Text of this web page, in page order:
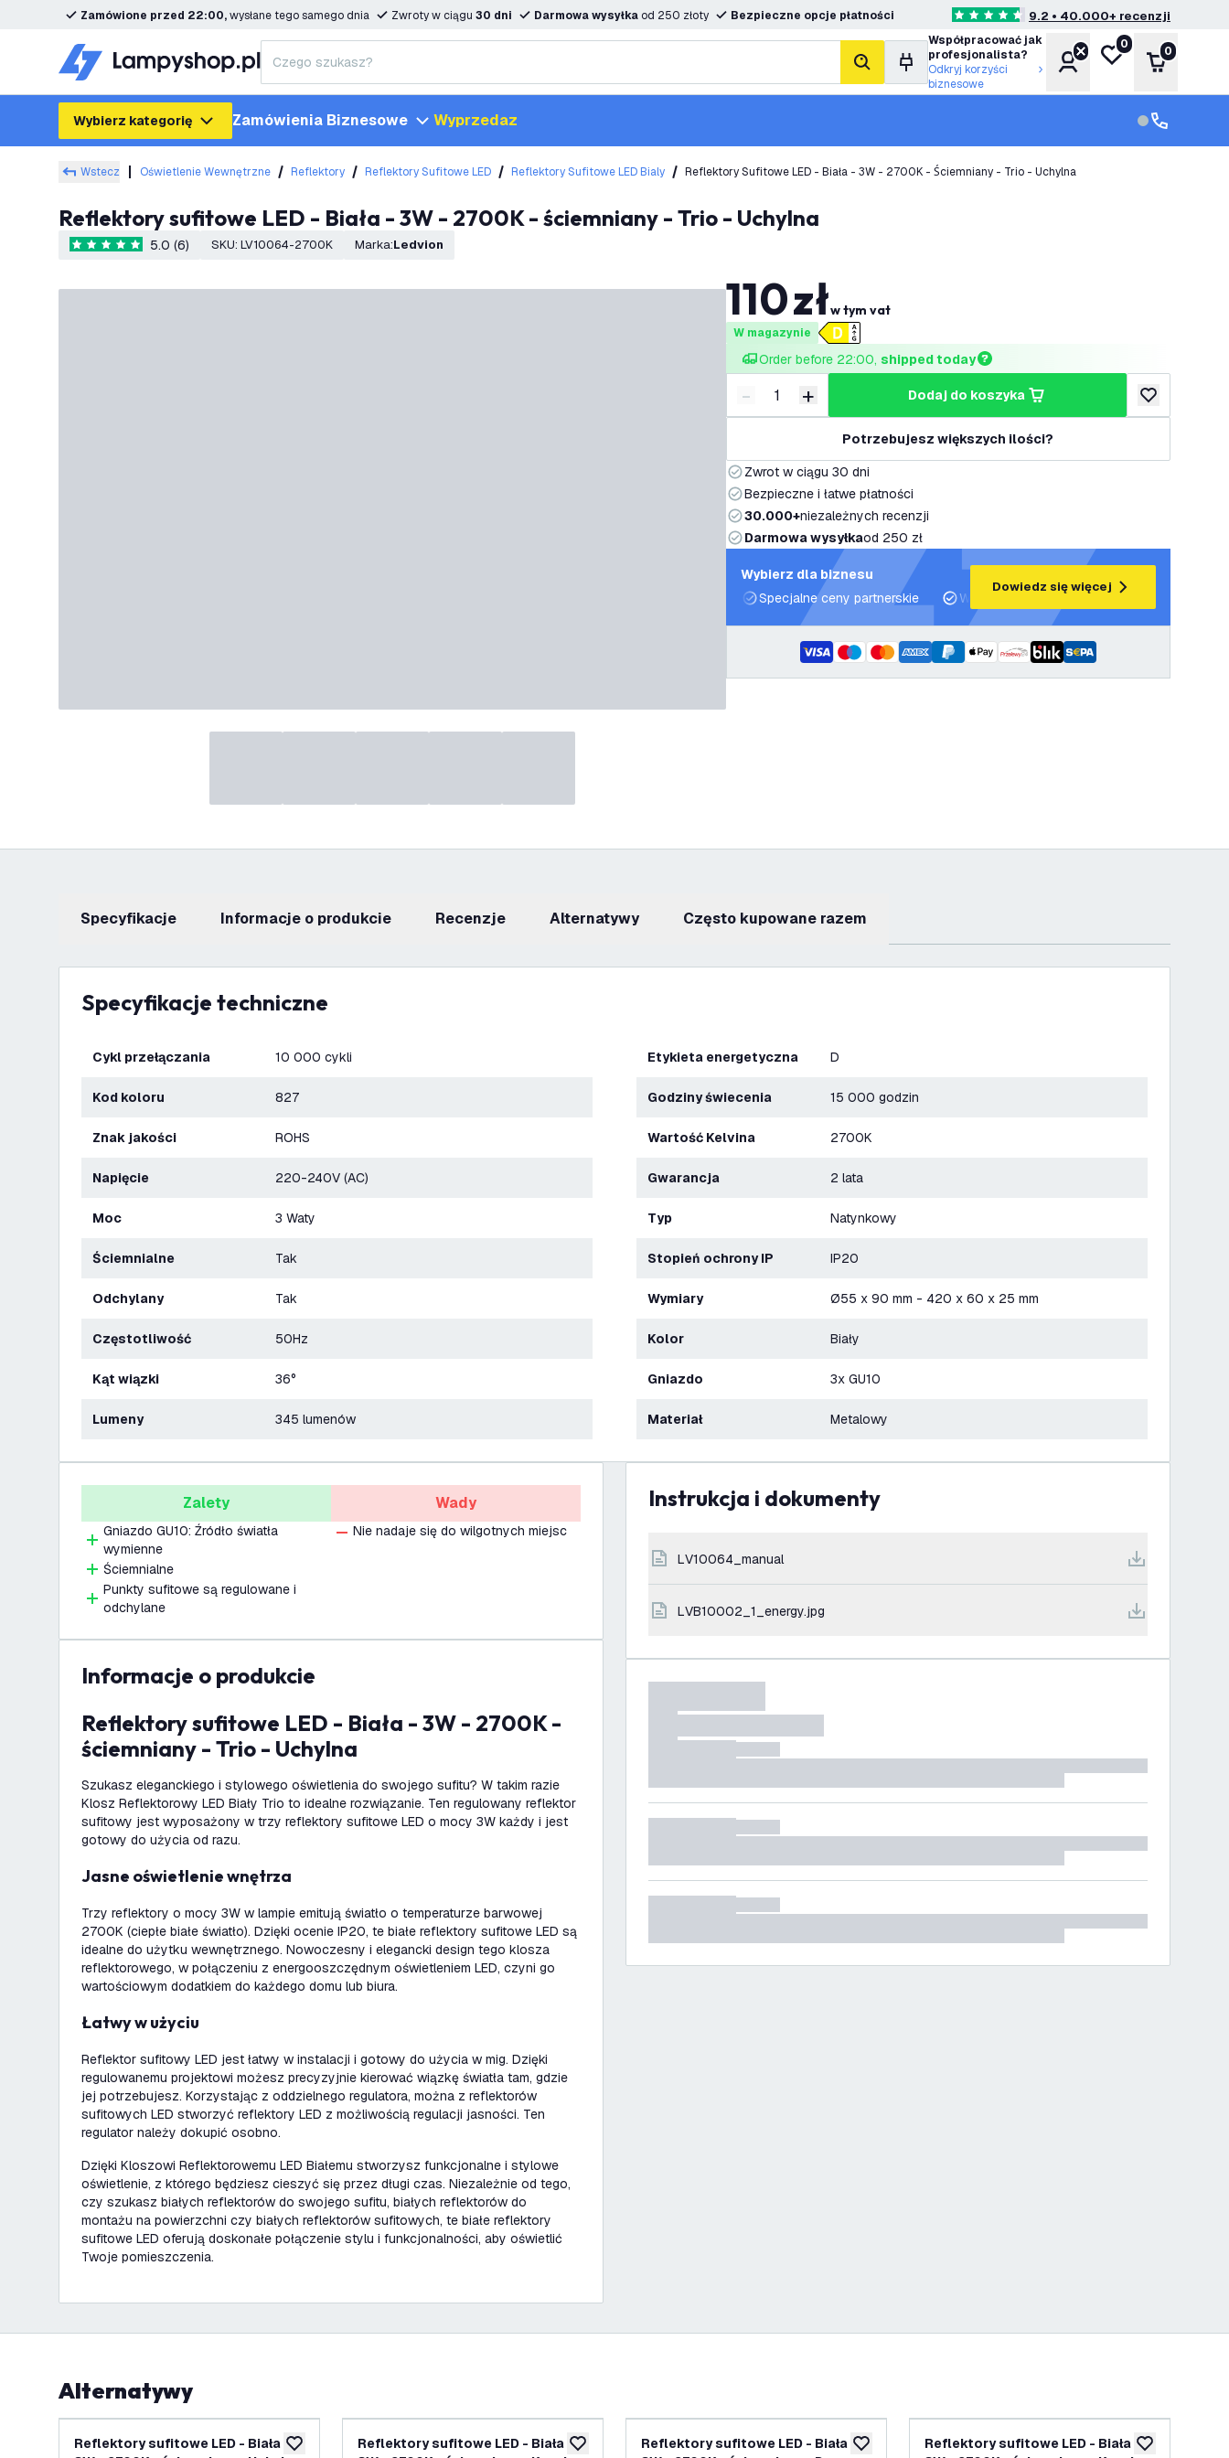
Zamówione przed 22:00,wysłane tego samego dnia Zwroty w ciągu 30 dni Darmowa wysyłka od 250 złoty Bezpieczne opcje płatności 4.6 Gwiazdki oceny9.2 • 40.000+ recenzji
Szukaj
Współpracować jak
profesjonalista?
Odkryj korzyści
biznesowe
KontoMoja lista życzeń
0
Koszyk
0
Wybierz kategorię Zamówienia Biznesowe Wyprzedaz Obsługa
Obsługa
Wstecz Oświetlenie Wewnętrzne Reflektory Reflektory Sufitowe LED Reflektory Sufitowe LED Bialy Reflektory Sufitowe LED - Biała - 3W - 2700K - Ściemniany - Trio - Uchylna
Reflektory sufitowe LED - Biała - 3W - 2700K - ściemniany - Trio - Uchylna
5 Gwiazdki oceny
5.0 (6) SKU: LV10064-2700K Marka: Ledvion
110złw tym vat
W magazynie
Order before 22:00, shipped today
Zmniejsz ilość
- Zwiększ ilość
+ dodaj do koszyka
dodaj do listy
Potrzebujesz większych ilości?
Zwrot w ciągu 30 dni
Bezpieczne i łatwe płatności
30.000+niezależnych recenzji
Darmowa wysyłkaod 250 zł
Wybierz dla biznesu
Specjalne ceny partnerskie
Wsparcie projektowe i plany oświetleniowe
Dowiedz się więcej
Specyfikacje informacje o produkcie recenzje Alternatywy Często kupowane razem
Specyfikacje techniczne
Cykl przełączania 10 000 cykli
Kod koloru 827
Znak jakości ROHS
Napięcie 220-240V (AC)
Moc 3 Waty
Ściemnialne Tak
Odchylany Tak
Częstotliwość 50Hz
Kąt wiązki 36°
Lumeny 345 lumenów
Etykieta energetyczna D
Godziny świecenia 15 000 godzin
Wartość Kelvina 2700K
Gwarancja 2 lata
Typ Natynkowy
Stopień ochrony IP IP20
Wymiary Ø55 x 90 mm - 420 x 60 x 25 mm
Kolor Biały
Gniazdo 3x GU10
Materiał Metalowy
Zalety
Gniazdo GU10: Źródło światła
wymienne
Ściemnialne
Punkty sufitowe są regulowane i
odchylane
Wady
Nie nadaje się do wilgotnych miejsc
informacje o produkcie
Reflektory sufitowe LED - Biała - 3W - 2700K -
ściemniany - Trio - Uchylna
Szukasz eleganckiego i stylowego oświetlenia do swojego sufitu? W takim razie
Klosz Reflektorowy LED Biały Trio to idealne rozwiązanie. Ten regulowany reflektor
sufitowy jest wyposażony w trzy reflektory sufitowe LED o mocy 3W każdy i jest
gotowy do użycia od razu.
Jasne oświetlenie wnętrza
Trzy reflektory o mocy 3W w lampie emitują światło o temperaturze barwowej
2700K (ciepłe białe światło). Dzięki ocenie IP20, te białe reflektory sufitowe LED są
idealne do użytku wewnętrznego. Nowoczesny i elegancki design tego klosza
reflektorowego, w połączeniu z energooszczędnym oświetleniem LED, czyni go
wartościowym dodatkiem do każdego domu lub biura.
Łatwy w użyciu
Reflektor sufitowy LED jest łatwy w instalacji i gotowy do użycia w mig. Dzięki
regulowanemu projektowi możesz precyzyjnie kierować wiązkę światła tam, gdzie
jej potrzebujesz. Korzystając z oddzielnego regulatora, można z reflektorów
sufitowych LED stworzyć reflektory LED z możliwością regulacji jasności. Ten
regulator należy dokupić osobno.
Dzięki Kloszowi Reflektorowemu LED Białemu stworzysz funkcjonalne i stylowe
oświetlenie, z którego będziesz cieszyć się przez długi czas. Niezależnie od tego,
czy szukasz białych reflektorów do swojego sufitu, białych reflektorów do
montażu na powierzchni czy białych reflektorów sufitowych, te białe reflektory
sufitowe LED oferują doskonałe połączenie stylu i funkcjonalności, aby oświetlić
Twoje pomieszczenia.
Instrukcja i dokumenty
LV10064_manual
LVB10002_1_energy.jpg
Alternatywy
dodaj do listy życzeń
Reflektory sufitowe LED - Biała -
dodaj do listy życzeń
Reflektory sufitowe LED - Biała -
dodaj do listy życzeń
Reflektory sufitowe LED - Biała -
dodaj do listy
Reflektory sufitowe LED - Biała -